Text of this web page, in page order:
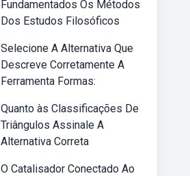
Fundamentados Os Métodos
Dos Estudos Filosóficos
Selecione A Alternativa Que
Descreve Corretamente A
Ferramenta Formas:
Quanto às Classificações De
Triângulos Assinale A
Alternativa Correta
O Catalisador Conectado Ao